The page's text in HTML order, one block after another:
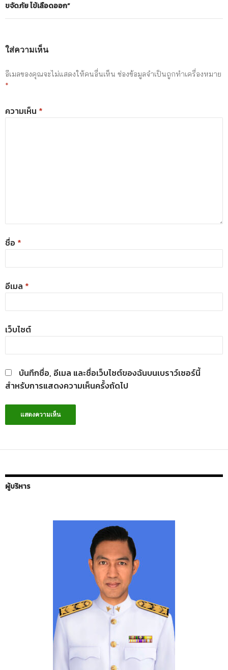
ขจัดภัย ไข้เลือดออก”
ใส่ความเห็น
อีเมลของคุณจะไม่แสดงให้คนอื่นเห็น ช่องข้อมูลจำเป็นถูกทำเครื่องหมาย
*
ความเห็น *
ชื่อ *
อีเมล *
เว็บไซต์
บันทึกชื่อ, อีเมล และชื่อเว็บไซต์ของฉันบนเบราว์เซอร์นี้
สำหรับการแสดงความเห็นครั้งถัดไป
ผู้บริหาร